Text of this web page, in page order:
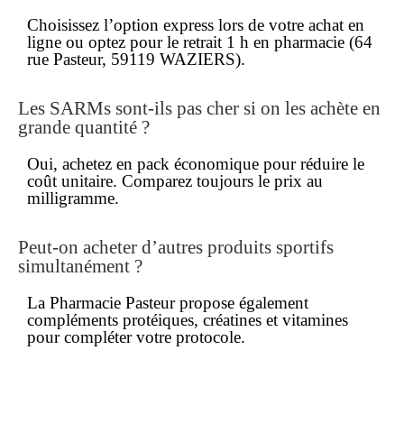
Choisissez l’option express lors de votre achat en
ligne ou optez pour le retrait 1 h en pharmacie (64
rue Pasteur, 59119 WAZIERS).
Les SARMs sont-ils pas cher si on les achète en
grande quantité ?
Oui, achetez en pack économique pour réduire le
coût unitaire. Comparez toujours le prix au
milligramme.
Peut-on acheter d’autres produits sportifs
simultanément ?
La Pharmacie Pasteur propose également
compléments protéiques, créatines et vitamines
pour compléter votre protocole.